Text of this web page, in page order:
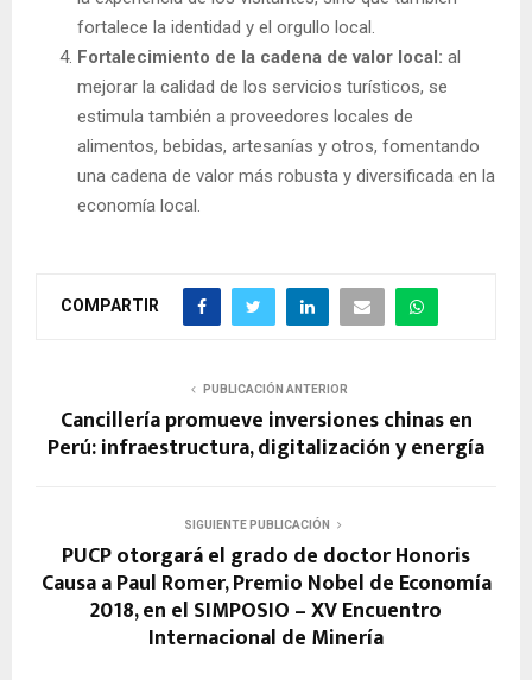
fortalece la identidad y el orgullo local.
Fortalecimiento de la cadena de valor local: al
mejorar la calidad de los servicios turísticos, se
estimula también a proveedores locales de
alimentos, bebidas, artesanías y otros, fomentando
una cadena de valor más robusta y diversificada en la
economía local.
COMPARTIR
PUBLICACIÓN ANTERIOR
Cancillería promueve inversiones chinas en
Perú: infraestructura, digitalización y energía
SIGUIENTE PUBLICACIÓN
PUCP otorgará el grado de doctor Honoris
Causa a Paul Romer, Premio Nobel de Economía
2018, en el SIMPOSIO – XV Encuentro
Internacional de Minería